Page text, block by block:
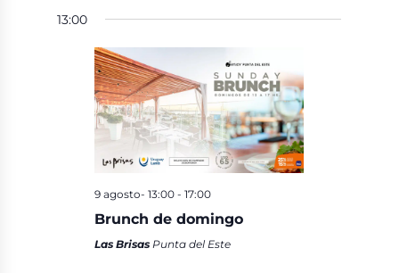
13:00
9 agosto- 13:00 -17:00
Brunch de domingo
Las Brisas Punta del Este